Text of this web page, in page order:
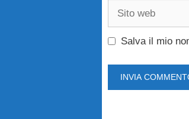
Sito
Salva il mio